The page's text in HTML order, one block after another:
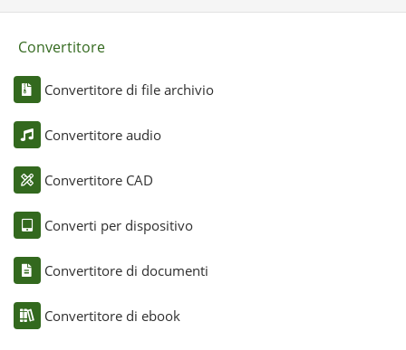
Convertitore
Convertitore di file archivio
Convertitore audio
Convertitore CAD
Converti per dispositivo
Convertitore di documenti
Convertitore di ebook